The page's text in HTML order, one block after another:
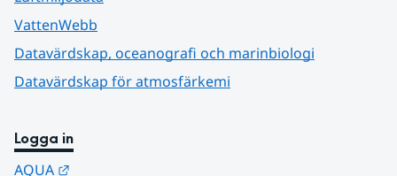
VattenWebb
Datavärdskap, oceanografi och marinbiologi
Datavärdskap för atmosfärkemi
Logga in
AQUA